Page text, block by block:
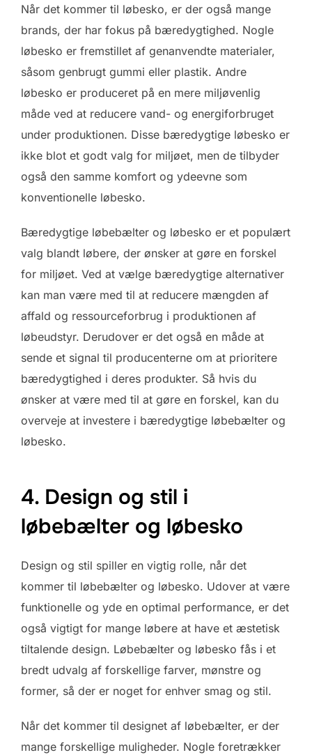
Når det kommer til løbesko, er der også mange
brands, der har fokus på bæredygtighed. Nogle
løbesko er fremstillet af genanvendte materialer,
såsom genbrugt gummi eller plastik. Andre
løbesko er produceret på en mere miljøvenlig
måde ved at reducere vand- og energiforbruget
under produktionen. Disse bæredygtige løbesko er
ikke blot et godt valg for miljøet, men de tilbyder
også den samme komfort og ydeevne som
konventionelle løbesko.
Bæredygtige løbebælter og løbesko er et populært
valg blandt løbere, der ønsker at gøre en forskel
for miljøet. Ved at vælge bæredygtige alternativer
kan man være med til at reducere mængden af
affald og ressourceforbrug i produktionen af
løbeudstyr. Derudover er det også en måde at
sende et signal til producenterne om at prioritere
bæredygtighed i deres produkter. Så hvis du
ønsker at være med til at gøre en forskel, kan du
overveje at investere i bæredygtige løbebælter og
løbesko.
4. Design og stil i
løbebælter og løbesko
Design og stil spiller en vigtig rolle, når det
kommer til løbebælter og løbesko. Udover at være
funktionelle og yde en optimal performance, er det
også vigtigt for mange løbere at have et æstetisk
tiltalende design. Løbebælter og løbesko fås i et
bredt udvalg af forskellige farver, mønstre og
former, så der er noget for enhver smag og stil.
Når det kommer til designet af løbebælter, er der
mange forskellige muligheder. Nogle foretrækker